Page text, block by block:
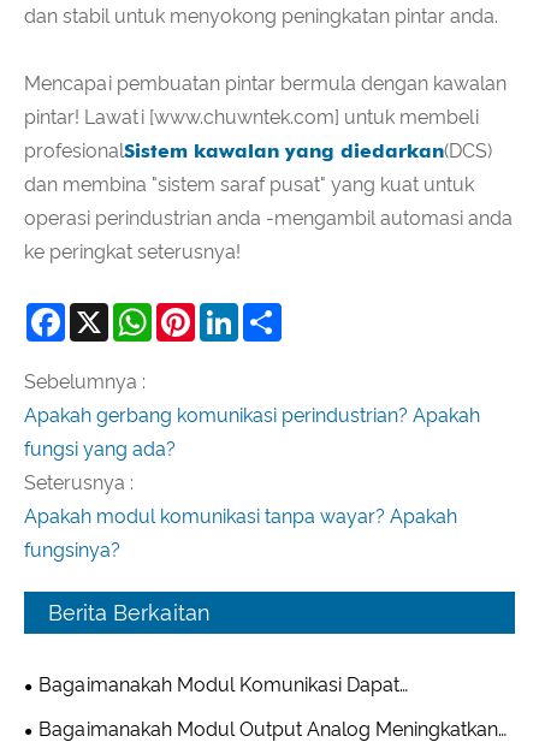
dan stabil untuk menyokong peningkatan pintar anda.
Mencapai pembuatan pintar bermula dengan kawalan
pintar! Lawati [www.chuwntek.com] untuk membeli
profesionalSistem kawalan yang diedarkan(DCS)
dan membina "sistem saraf pusat" yang kuat untuk
operasi perindustrian anda -mengambil automasi anda
ke peringkat seterusnya!
Facebook
X WhatsAppPinterestLinkedIn
Sebelumnya :
Apakah gerbang komunikasi perindustrian? Apakah
fungsi yang ada?
Seterusnya :
Apakah modul komunikasi tanpa wayar? Apakah
fungsinya?
Berita Berkaitan
Bagaimanakah Modul Komunikasi Dapat
Meningkatkan Kesalinghubungan Industri?
Bagaimanakah Modul Output Analog Meningkatkan